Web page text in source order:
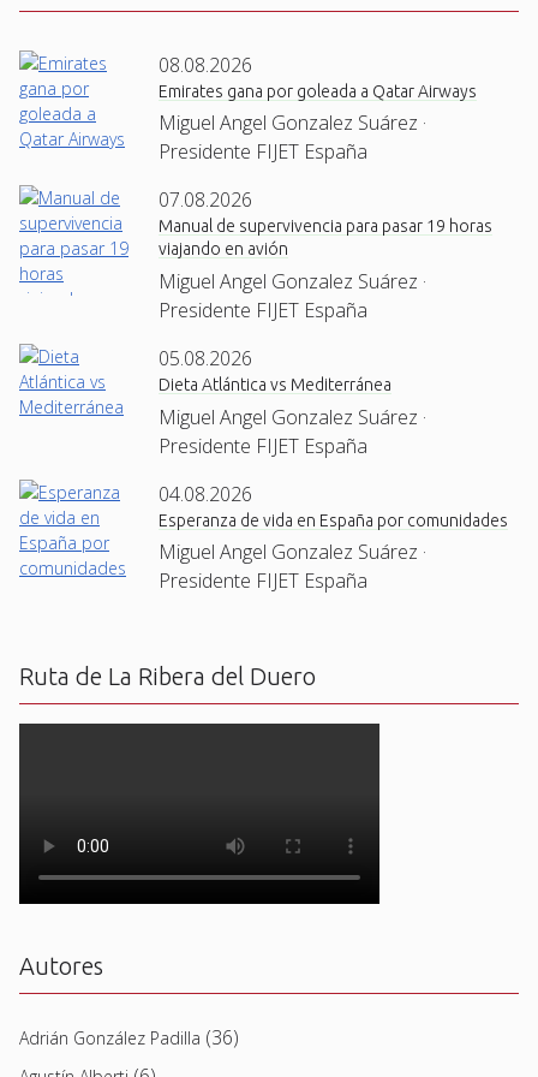
08.08.2026
Emirates gana por goleada a Qatar Airways
Miguel Angel Gonzalez Suárez ·
Presidente FIJET España
07.08.2026
Manual de supervivencia para pasar 19 horas
viajando en avión
Miguel Angel Gonzalez Suárez ·
Presidente FIJET España
05.08.2026
Dieta Atlántica vs Mediterránea
Miguel Angel Gonzalez Suárez ·
Presidente FIJET España
04.08.2026
Esperanza de vida en España por comunidades
Miguel Angel Gonzalez Suárez ·
Presidente FIJET España
Ruta de La Ribera del Duero
Autores
Adrián González Padilla (36)